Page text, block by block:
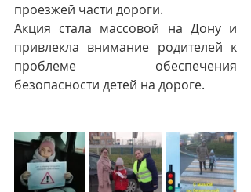
проезжей части дороги.
Акция стала массовой на Дону и
привлекла внимание родителей к
проблеме обеспечения
безопасности детей на дороге.